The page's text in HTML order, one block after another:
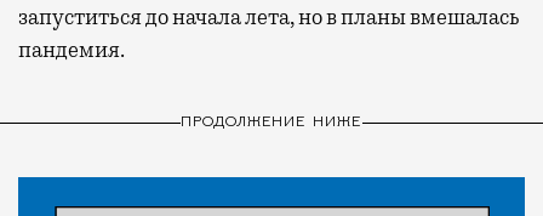
запуститься до начала лета, но в планы вмешалась
пандемия.
ПРОДОЛЖЕНИЕ НИЖЕ